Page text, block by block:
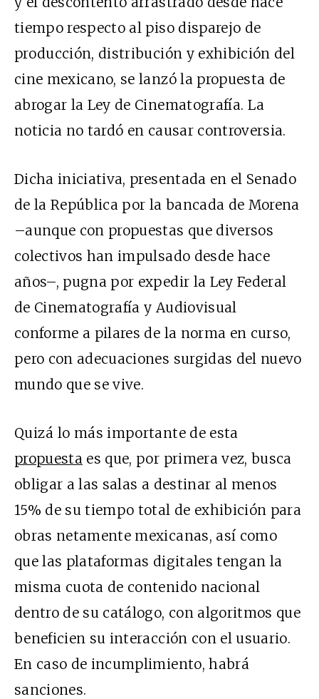
tiempo respecto al piso disparejo de
producción, distribución y exhibición del
cine mexicano, se lanzó la propuesta de
abrogar la Ley de Cinematografía. La
noticia no tardó en causar controversia.
Dicha iniciativa, presentada en el Senado
de la República por la bancada de Morena
–aunque con propuestas que diversos
colectivos han impulsado desde hace
años–, pugna por expedir la Ley Federal
de Cinematografía y Audiovisual
conforme a pilares de la norma en curso,
pero con adecuaciones surgidas del nuevo
mundo que se vive.
Quizá lo más importante de esta
propuesta es que, por primera vez, busca
obligar a las salas a destinar al menos
15% de su tiempo total de exhibición para
obras netamente mexicanas, así como
que las plataformas digitales tengan la
misma cuota de contenido nacional
dentro de su catálogo, con algoritmos que
beneficien su interacción con el usuario.
En caso de incumplimiento, habrá
sanciones.